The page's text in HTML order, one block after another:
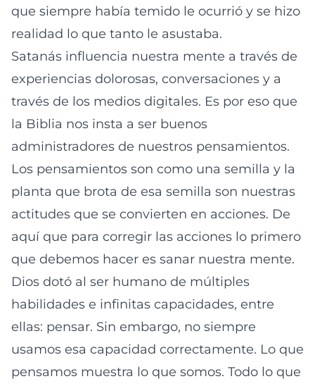
que siempre había temido le ocurrió y se hizo
realidad lo que tanto le asustaba.
Satanás influencia nuestra mente a través de
experiencias dolorosas, conversaciones y a
través de los medios digitales. Es por eso que
la Biblia nos insta a ser buenos
administradores de nuestros pensamientos.
Los pensamientos son como una semilla y la
planta que brota de esa semilla son nuestras
actitudes que se convierten en acciones. De
aquí que para corregir las acciones lo primero
que debemos hacer es sanar nuestra mente.
Dios dotó al ser humano de múltiples
habilidades e infinitas capacidades, entre
ellas: pensar. Sin embargo, no siempre
usamos esa capacidad correctamente. Lo que
pensamos muestra lo que somos. Todo lo que